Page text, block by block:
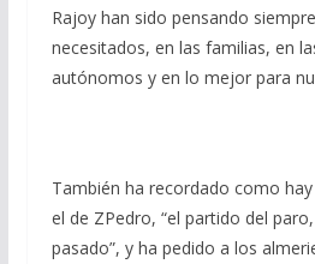
Rajoy han sido pensando
necesitados, en las familias, en
autónomos y en lo mejor para
También ha recordado como
el de ZPedro, “el partido del
pasado”, y ha pedido a los